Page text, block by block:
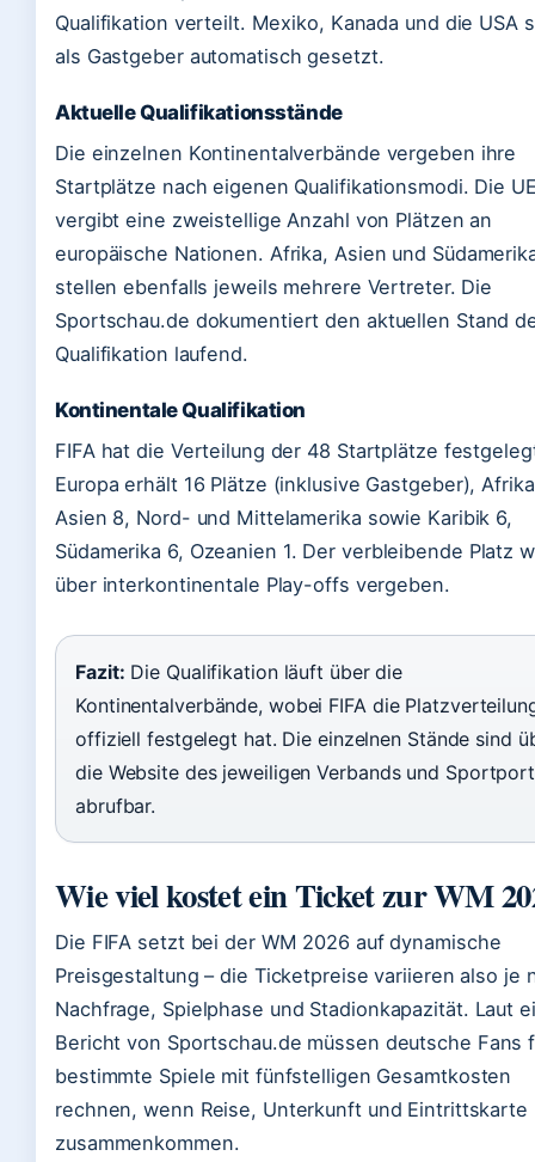
Qualifikation verteilt. Mexiko, Kanada und die USA
als Gastgeber automatisch gesetzt.
Aktuelle Qualifikationsstände
Die einzelnen Kontinentalverbände vergeben ihre
Startplätze nach eigenen Qualifikationsmodi. Die
vergibt eine zweistellige Anzahl von Plätzen an
europäische Nationen. Afrika, Asien und
stellen ebenfalls jeweils mehrere Vertreter. Die
Sportschau.de dokumentiert den aktuellen Stand
Qualifikation laufend.
Kontinentale Qualifikation
FIFA hat die Verteilung der 48 Startplätze
Europa erhält 16 Plätze (inklusive Gastgeber),
Asien 8, Nord- und Mittelamerika sowie Karibik 6,
Südamerika 6, Ozeanien 1. Der verbleibende Platz
über interkontinentale Play-offs vergeben.
Fazit: Die Qualifikation läuft über die
Kontinentalverbände, wobei FIFA die
offiziell festgelegt hat. Die einzelnen Stände sind
die Website des jeweiligen Verbands und
abrufbar.
Wie viel kostet ein Ticket zur WM
Die FIFA setzt bei der WM 2026 auf dynamische
Preisgestaltung – die Ticketpreise variieren also je
Nachfrage, Spielphase und Stadionkapazität. Laut
Bericht von Sportschau.de müssen deutsche Fans
bestimmte Spiele mit fünfstelligen Gesamtkosten
rechnen, wenn Reise, Unterkunft und Eintrittskarte
zusammenkommen.